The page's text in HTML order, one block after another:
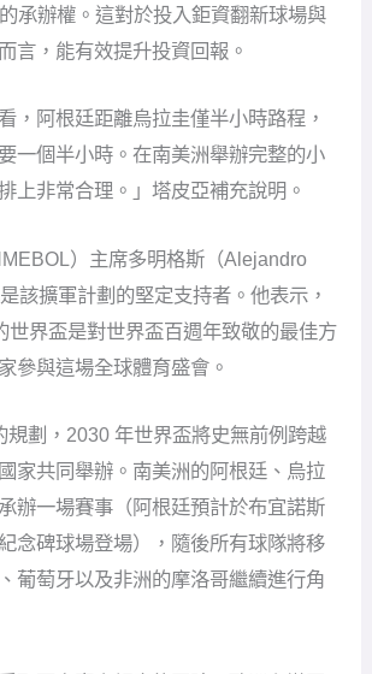
承辦權。這對於投入鉅資翻新球場與
言，能有效提升投資回報。
，阿根廷距離烏拉圭僅半小時路程，
一個半小時。在南美洲舉辦完整的小
上非常合理。」塔皮亞補充說明。
）主席多明格斯（Alejandro
該擴軍計劃的堅定支持者。他表示，
世界盃是對世界盃百週年致敬的最佳方
參與這場全球體育盛會。
規劃，2030 年世界盃將史無前例跨越
家共同舉辦。南美洲的阿根廷、烏拉
辦一場賽事（阿根廷預計於布宜諾斯
念碑球場登場），隨後所有球隊將移
葡萄牙以及非洲的摩洛哥繼續進行角